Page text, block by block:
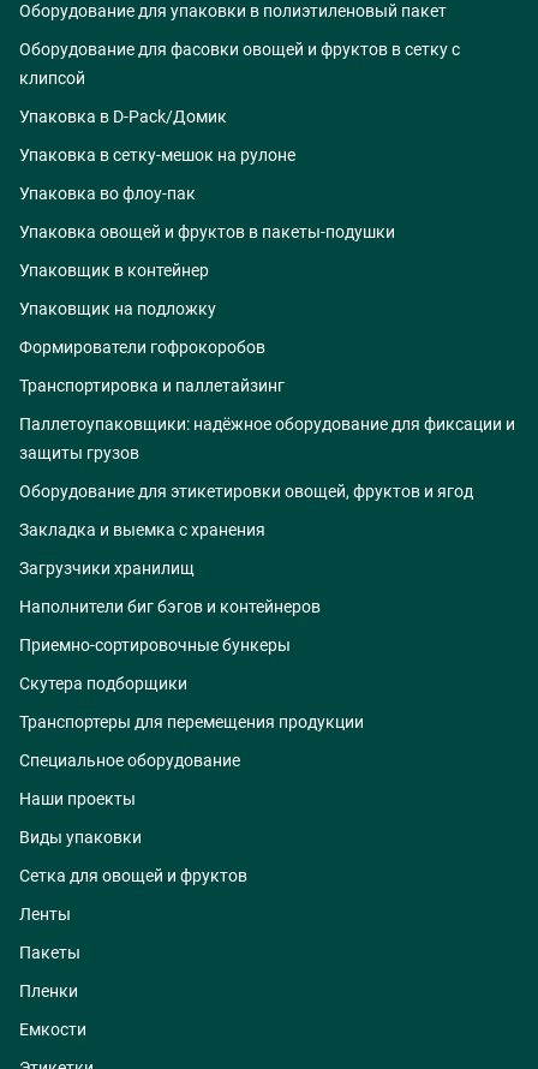
Оборудование для упаковки в полиэтиленовый пакет
Оборудование для фасовки овощей и фруктов в сетку с
клипсой
Упаковка в D-Pack/Домик
Упаковка в сетку-мешок на рулоне
Упаковка во флоу-пак
Упаковка овощей и фруктов в пакеты-подушки
Упаковщик в контейнер
Упаковщик на подложку
Формирователи гофрокоробов
Транспортировка и паллетайзинг
Паллетоупаковщики: надёжное оборудование для фиксации и
защиты грузов
Оборудование для этикетировки овощей, фруктов и ягод
Закладка и выемка с хранения
Загрузчики хранилищ
Наполнители биг бэгов и контейнеров
Приемно-сортировочные бункеры
Скутера подборщики
Транспортеры для перемещения продукции
Специальное оборудование
Наши проекты
Виды упаковки
Сетка для овощей и фруктов
Ленты
Пакеты
Пленки
Емкости